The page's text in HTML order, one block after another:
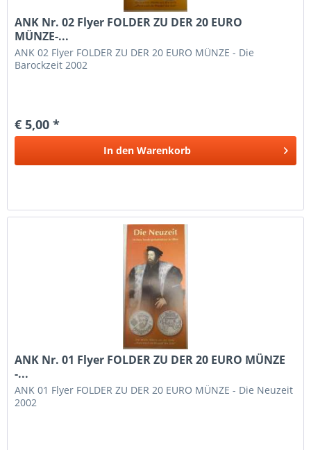
ANK Nr. 02 Flyer FOLDER ZU DER 20 EURO
MÜNZE-...
ANK 02 Flyer FOLDER ZU DER 20 EURO MÜNZE - Die
Barockzeit 2002
€ 5,00 *
In den Warenkorb
ANK Nr. 01 Flyer FOLDER ZU DER 20 EURO MÜNZE
-...
ANK 01 Flyer FOLDER ZU DER 20 EURO MÜNZE - Die Neuzeit
2002